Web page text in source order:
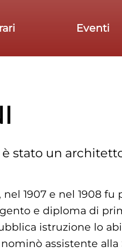
Eventi
è stato un
1907 e nel 1908 fu
e diploma di
istruzione lo
assistente alla